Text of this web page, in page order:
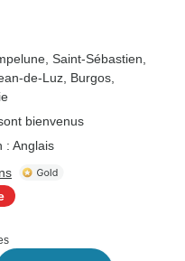
, Saint-Sébastien
de-Luz , Burgos
bienvenus
: Anglais